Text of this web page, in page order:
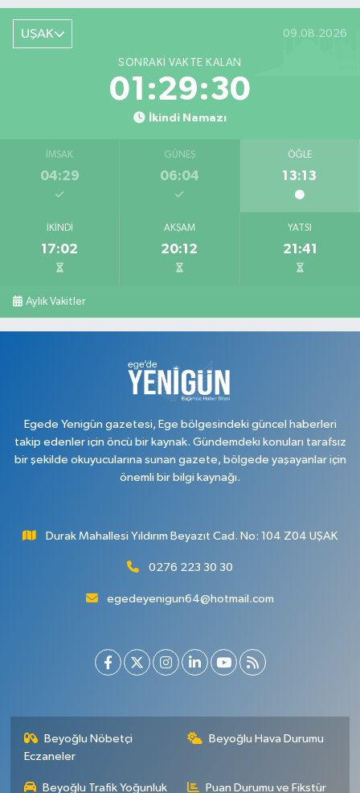
Aşağı Mahallesi, Arıkan Bedük Caddesi, No:75 Ulubey Uşak
0 (276) 716 12 12
Keskin Eczanesi
Gölbahçe Mahallesi, Gazi Bulvarı No:194 Sivaslı Uşak
Yol Tarifi Al
Cumhuriyet Mahallesi, Uğur Mumcu Caddesi No:134 A Merkez Uşak
Serkan Eczanesi
Kurtuluş Mahallesi, Hakkı Yağcı Caddesi No:7 B Merkez Uşak
Yol Tarifi Al
UŞAK 09.08.2026
SONRAKI VAKTE KALAN
01:29:29
İkindi Namazı
İMSAK
04:29
GÜNEŞ
06:04
ÖĞLE
13:13
İKINDI
17:02
AKŞAM
20:12
YATSI
21:41
Aylık Vakitler
Egede Yenigün gazetesi, Ege bölgesindeki güncel haberleri
takip edenler için öncü bir kaynak. Gündemdeki konuları tarafsız
bir şekilde okuyucularına sunan gazete, bölgede yaşayanlar için
önemli bir bilgi kaynağı.
Durak Mahallesi Yıldırım Beyazıt Cad. No: 104 Z04 UŞAK
0276 223 30 30
egedeyenigun64@hotmail.com
Beyoğlu Nöbetçi
Eczaneler
Beyoğlu Hava Durumu
Beyoğlu Trafik Yoğunluk Puan Durumu ve Fikstür